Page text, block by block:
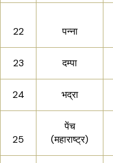
22 पन्ना
23 दम्पा
24 भद्रा
25
पेंच
(महाराष्ट्र)